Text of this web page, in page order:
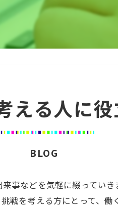
える人に
BLOG
事などを気軽に綴ってい
戦を考える方にとって、